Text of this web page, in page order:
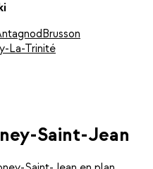
Brusson
La-Trinité
Saint-Jean